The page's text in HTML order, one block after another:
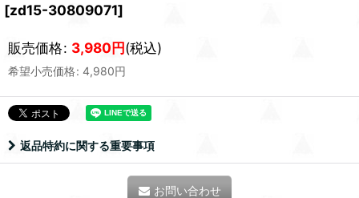
[zd15-30809071]
販売価格: 3,980円(税込)
希望小売価格: 4,980円
返品特約に関する重要事項
お問い合わせ